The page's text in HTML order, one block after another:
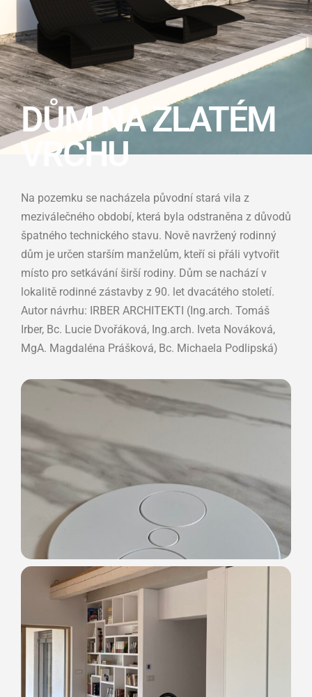
DŮM NA ZLATÉM
VRCHU
Na pozemku se nacházela původní stará vila z
meziválečného období, která byla odstraněna z důvodů
špatného technického stavu. Nově navržený rodinný
dům je určen starším manželům, kteří si přáli vytvořit
místo pro setkávání širší rodiny. Dům se nachází v
lokalitě rodinné zástavby z 90. let dvacátého století.
Autor návrhu: IRBER ARCHITEKTI (Ing.arch. Tomáš
Irber, Bc. Lucie Dvořáková, Ing.arch. Iveta Nováková,
MgA. Magdaléna Prášková, Bc. Michaela Podlipská)